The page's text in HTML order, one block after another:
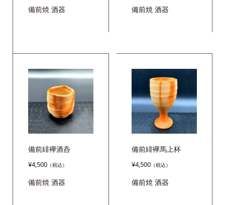
備前焼 酒器 備前焼 酒器
備前緋襷酒呑
¥4,500
備前焼 酒器
備前緋襷馬上杯
¥4,500
備前焼 酒器